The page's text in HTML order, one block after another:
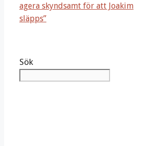
agera skyndsamt för att Joakim
släpps”
Sök